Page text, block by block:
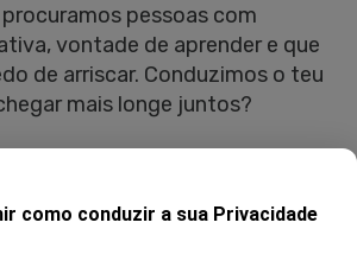
pessoas com
vontade de aprender e que
de arriscar. Conduzimos o teu
mais longe juntos?
de carácter
área do após-venda
como conduzir a sua Privacidade